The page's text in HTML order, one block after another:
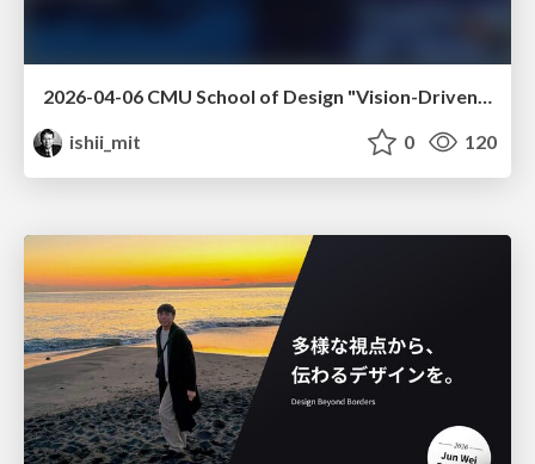
2026-04-06 CMU School of Design "Vision-Driven Design"
ishii_mit
0 120